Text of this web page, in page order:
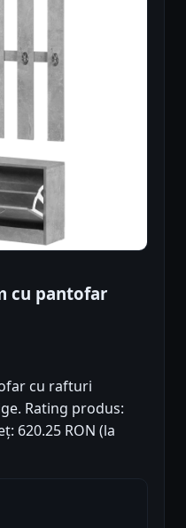
cu pantofar
cu rafturi
Rating produs:
620.25 RON (la